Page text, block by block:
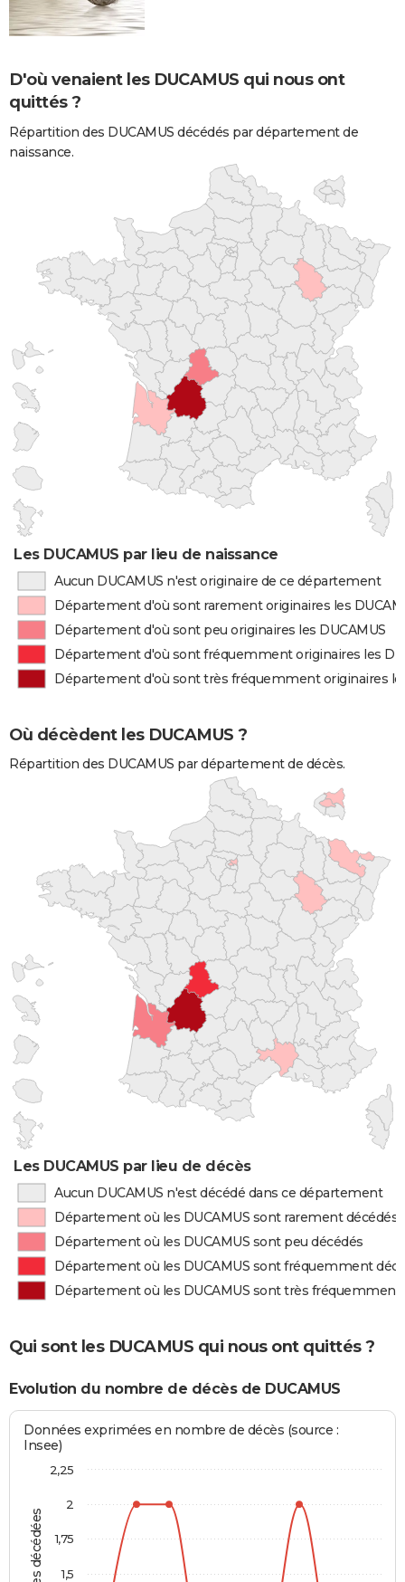
D'où venaient les DUCAMUS qui nous ont
quittés ?
Répartition des DUCAMUS décédés par département de
naissance.
Les DUCAMUS par lieu de naissance
Aucun DUCAMUS n'est originaire de ce département
Département d'où sont rarement originaires les
Département d'où sont peu originaires les DUCAMUS
Département d'où sont fréquemment originaires les
Département d'où sont très fréquemment originaires
Où décèdent les DUCAMUS ?
Répartition des DUCAMUS par département de décès.
Les DUCAMUS par lieu de décès
Aucun DUCAMUS n'est décédé dans ce département
Département où les DUCAMUS sont rarement décédés
Département où les DUCAMUS sont peu décédés
Département où les DUCAMUS sont fréquemment
Département où les DUCAMUS sont très fréquemment
Qui sont les DUCAMUS qui nous ont quittés ?
Evolution du nombre de décès de DUCAMUS
Données exprimées en nombre de décès (source :
Insee)
1,5
1,75
2
2,25